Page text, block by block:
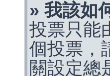
» 我該如
投票只能
個投票，
關設定總